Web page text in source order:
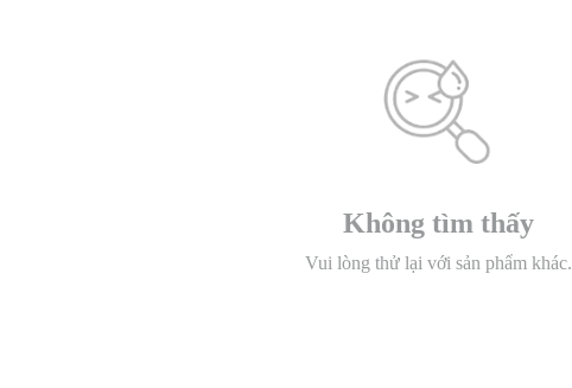
Không tìm thấy
Vui lòng thử lại với sản phẩm khác.